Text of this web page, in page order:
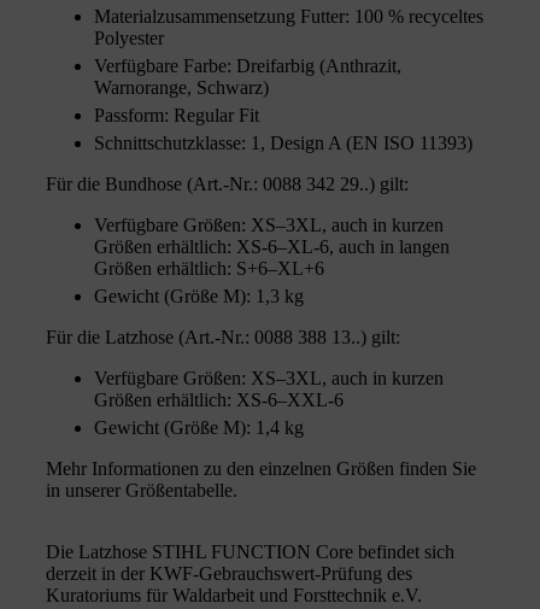
Materialzusammensetzung Futter: 100 % recyceltes
Polyester
Verfügbare Farbe: Dreifarbig (Anthrazit,
Warnorange, Schwarz)
Passform: Regular Fit
Schnittschutzklasse: 1, Design A (EN ISO 11393)
Für die Bundhose (Art.-Nr.: 0088 342 29..) gilt:
Verfügbare Größen: XS–3XL, auch in kurzen
Größen erhältlich: XS-6–XL-6, auch in langen
Größen erhältlich: S+6–XL+6
Gewicht (Größe M): 1,3 kg
Für die Latzhose (Art.-Nr.: 0088 388 13..) gilt:
Verfügbare Größen: XS–3XL, auch in kurzen
Größen erhältlich: XS-6–XXL-6
Gewicht (Größe M): 1,4 kg
Mehr Informationen zu den einzelnen Größen finden Sie
in unserer Größentabelle.
Die Latzhose STIHL FUNCTION Core befindet sich
derzeit in der KWF-Gebrauchswert-Prüfung des
Kuratoriums für Waldarbeit und Forsttechnik e.V.